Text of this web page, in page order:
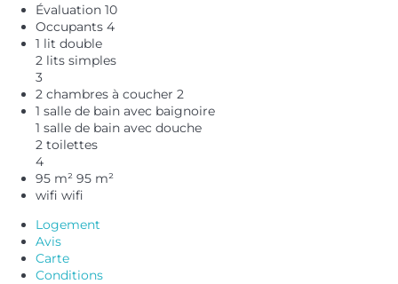
Évaluation 10
Occupants 4
1 lit double
2 lits simples
3
2 chambres à coucher 2
1 salle de bain avec baignoire
1 salle de bain avec douche
2 toilettes
4
95 m² 95 m²
wifi wifi
Logement
Avis
Carte
Conditions